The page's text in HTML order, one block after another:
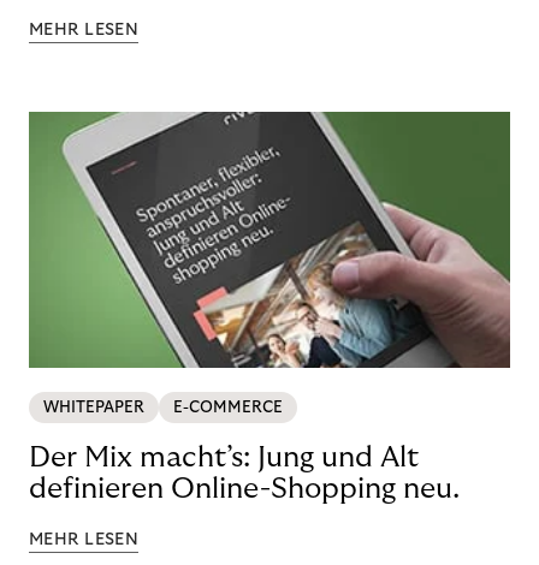
MEHR LESEN
WHITEPAPER E-COMMERCE
Der Mix macht’s: Jung und Alt
definieren Online-Shopping neu.
MEHR LESEN